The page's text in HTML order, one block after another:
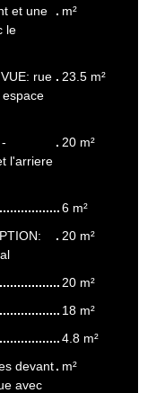
et une
le
m²
rue
23.5 m²
l'arriere
20 m²
6 m²
20 m²
20 m²
18 m²
4.8 m²
devant
avec
m²